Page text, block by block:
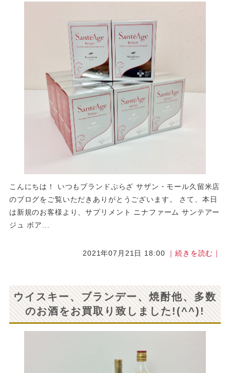
こんにちは！ いつもブランドぷらざ サザン・モール久留米店
のブログをご覧いただきありがとうございます。 さて、本日
は新規のお客様より、サプリメント ニナファーム サンテアー
ジュ ボア...
2021年07月21日 18:00 ｜続きを読む｜
ウイスキー、ブランデー、焼酎他、多数
のお酒をお買取り致しました!(^^)!